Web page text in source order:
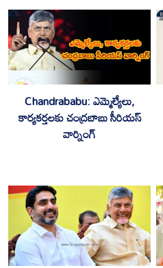
Chandrababu: ఎమ్మెల్యేలు,
కార్యకర్తలకు చంద్రబాబు సీరియస్
వార్నింగ్